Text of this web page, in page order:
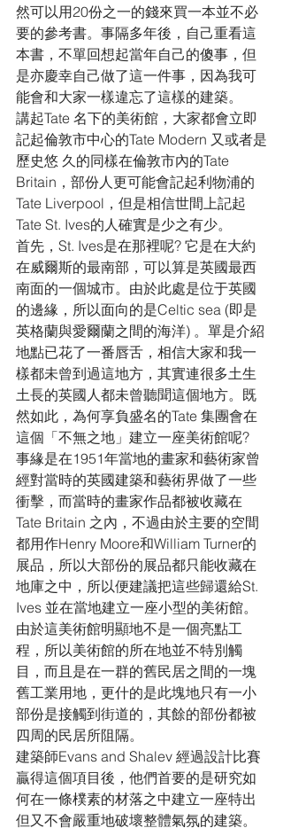
然可以用20份之一的錢來買一本並不必
要的參考書。事隔多年後，自己重看這
本書，不單回想起當年自己的傻事，但
是亦慶幸自己做了這一件事，因為我可
能會和大家一樣違忘了這樣的建築。
講起Tate 名下的美術館，大家都會立即
記起倫敦市中心的Tate Modern 又或者是
歷史悠 久的同樣在倫敦市內的Tate
Britain，部份人更可能會記起利物浦的
Tate Liverpool，但是相信世間上記起
Tate St. Ives的人確實是少之有少。
首先，St. Ives是在那裡呢? 它是在大約
在威爾斯的最南部，可以算是英國最西
南面的一個城市。由於此處是位于英國
的邊緣，所以面向的是Celtic sea (即是
英格蘭與愛爾蘭之間的海洋) 。單是介紹
地點已花了一番唇舌，相信大家和我一
樣都未曾到過這地方，其實連很多土生
土長的英國人都未曾聽聞這個地方。既
然如此，為何享負盛名的Tate 集團會在
這個「不無之地」建立一座美術館呢?
事緣是在1951年當地的畫家和藝術家曾
經對當時的英國建築和藝術界做了一些
衝擊，而當時的畫家作品都被收藏在
Tate Britain 之內，不過由於主要的空間
都用作Henry Moore和William Turner的
展品，所以大部份的展品都只能收藏在
地庫之中，所以便建議把這些歸還給St.
Ives 並在當地建立一座小型的美術館。
由於這美術館明顯地不是一個亮點工
程，所以美術館的所在地並不特別觸
目，而且是在一群的舊民居之間的一塊
舊工業用地，更什的是此塊地只有一小
部份是接觸到街道的，其餘的部份都被
四周的民居所阻隔。
建築師Evans and Shalev 經過設計比賽
贏得這個項目後，他們首要的是研究如
何在一條樸素的材落之中建立一座特出
但又不會嚴重地破壞整體氣氛的建築。